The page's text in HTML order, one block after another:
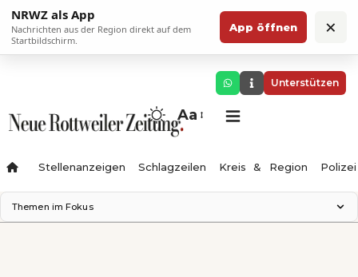
NRWZ als App
Nachrichten aus der Region direkt auf dem
Startbildschirm.
App öffnen ×
Unterstützen
Aa
Stellenanzeigen Schlagzeilen Kreis & Region Polizei
Themen im Fokus